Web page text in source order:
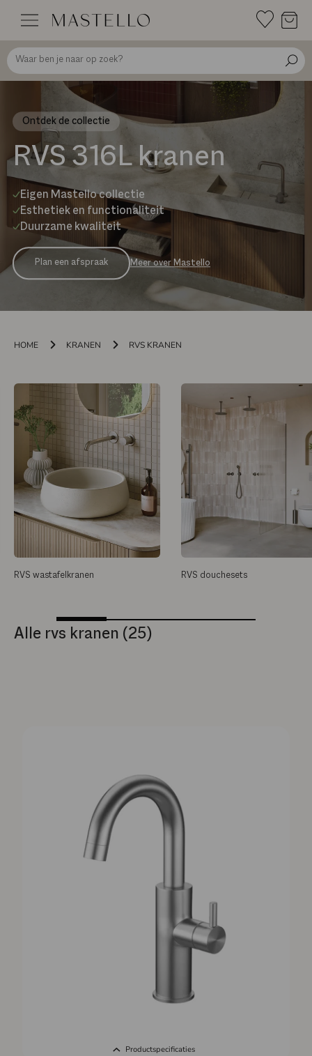
inhoud
Ontdek de collectie
RVS 316L kranen
Eigen Mastello collectie
Esthetiek en functionaliteit
Duurzame kwaliteit
Plan een afspraak Meer over Mastello
HOME KRANEN RVS KRANEN
RVS wastafelkranen RVS douchesets
Alle rvs kranen (25)
Productspecificaties